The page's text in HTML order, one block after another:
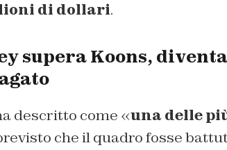
di dollari.
supera Koons,
descritto come «una delle
che il quadro fosse